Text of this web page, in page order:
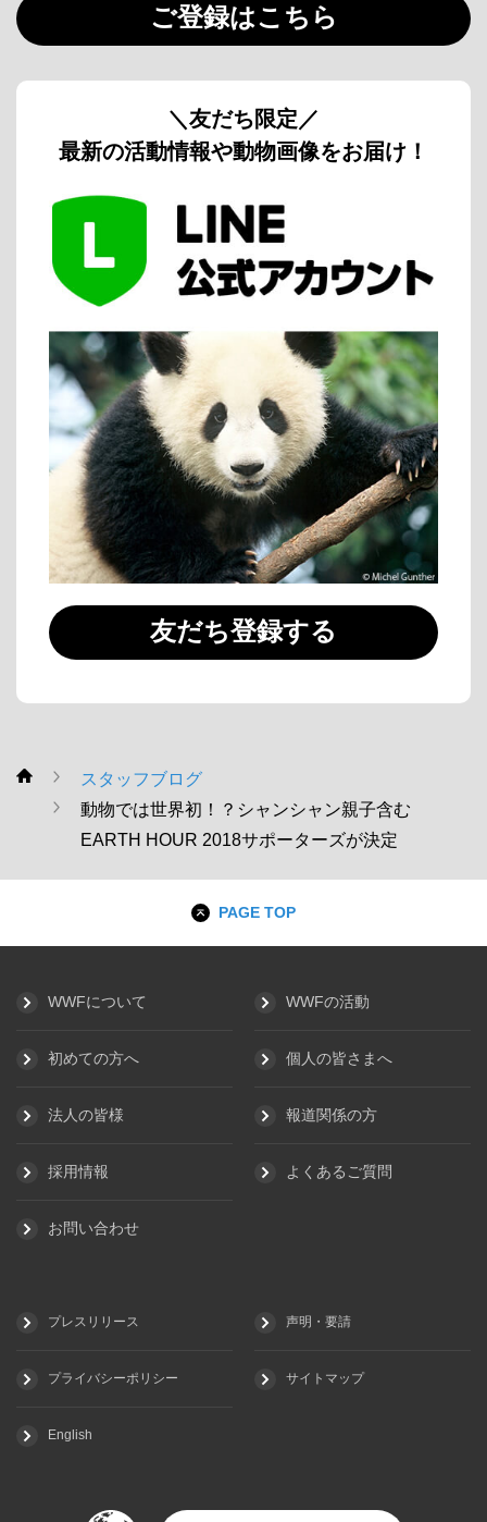
ご登録はこちら
＼友だち限定／
最新の活動情報や動物画像をお届け！
友だち登録する
WWF
スタッフブログ
動物では世界初！？シャンシャン親子含む
EARTH HOUR 2018サポーターズが決定
PAGE TOP
WWFについて WWFの活動
初めての方へ 個人の皆さまへ
法人の皆様 報道関係の方
採用情報 よくあるご質問
お問い合わせ
プレスリリース 声明・要請
プライバシーポリシー サイトマップ
English